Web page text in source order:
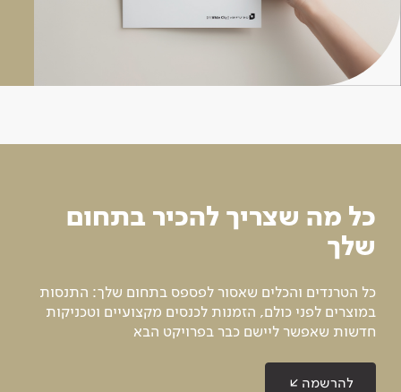
כל מה שצריך להכיר בתחום
שלך
כל הטרנדים והכלים שאסור לפספס בתחום שלך: התנסות
במוצרים לפני כולם, הזמנות לכנסים מקצועיים וטכניקות
חדשות שאפשר ליישם כבר בפרויקט הבא
להרשמה